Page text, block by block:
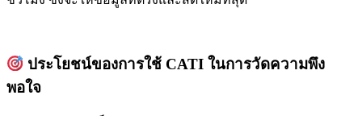
ประโยชน์ของการใช้ CATI ในการวัดความพึง
พอใจ